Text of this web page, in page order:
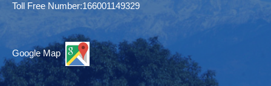
Toll Free Number:166001149329
Google Map